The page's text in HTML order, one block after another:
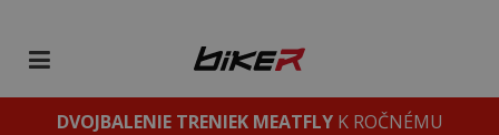
DVOJBALENIE TRENIEK MEATFLYK ROČNÉMU